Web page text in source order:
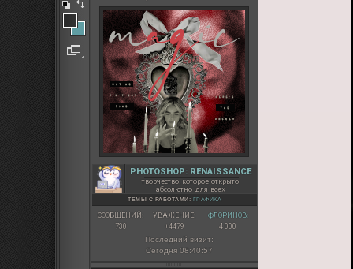
PHOTOSHOP: RENAISSANCE
творчество, которое открыто
абсолютно для всех
ТЕМЫ С РАБОТАМИ: ГРАФИКА
СООБЩЕНИЙ:
730
УВАЖЕНИЕ:
+4479
ФЛОРИНОВ:
4 000
Последний визит:
Сегодня 08:40:57